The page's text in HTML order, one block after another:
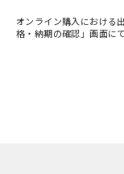
オンライン購入における
格・納期の確認」画面に